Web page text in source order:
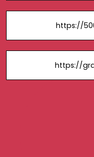
https://
https://